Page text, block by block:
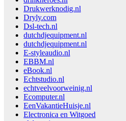
Drukwerknodig.nl
Dryly.com
Dsl-tech.nl
dutchdjequipment.nl
dutchdjequipment.nl
E-styleaudio.nl
EBBM.nl
eBook.nl
Echtstudio.nl
echtveelvoorweinig.nl
Ecomputer.nl
EenVakantieHuisje.nl
Electronica en Witgoed